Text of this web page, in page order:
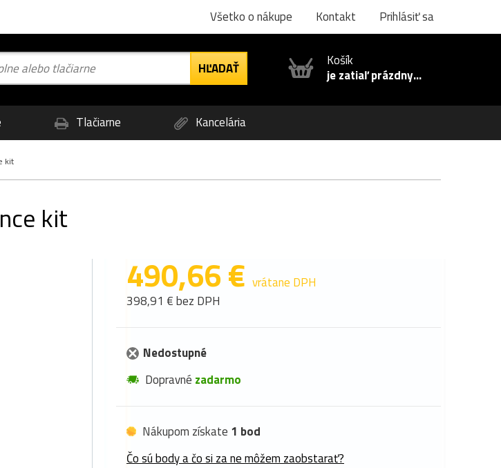
Všetko o nákupe Kontakt Prihlásiť sa
Košík
je zatiaľ prázdny...
Tlačiarne Kancelária
kit
kit
490,66 € vrátane DPH
398,91 € bez DPH
Nedostupné
Dopravné zadarmo
Nákupom získate 1 bod
Čo sú body a čo si za ne môžem zaobstarať?